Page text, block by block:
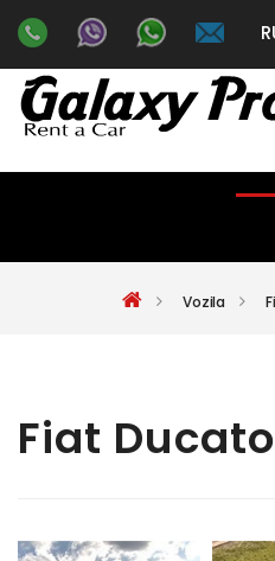
Color
Vozila
Fiat